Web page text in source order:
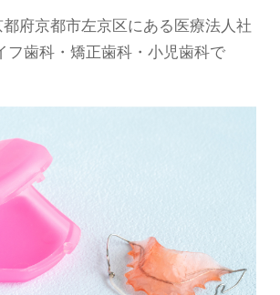
府京都市左京区にある医療法人社
フ歯科・矯正歯科・小児歯科で